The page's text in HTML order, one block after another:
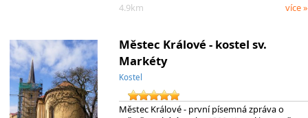
4.9km
více »
Městec Králové - kostel sv.
Markéty
Kostel
Městec Králové - první písemná zpráva o